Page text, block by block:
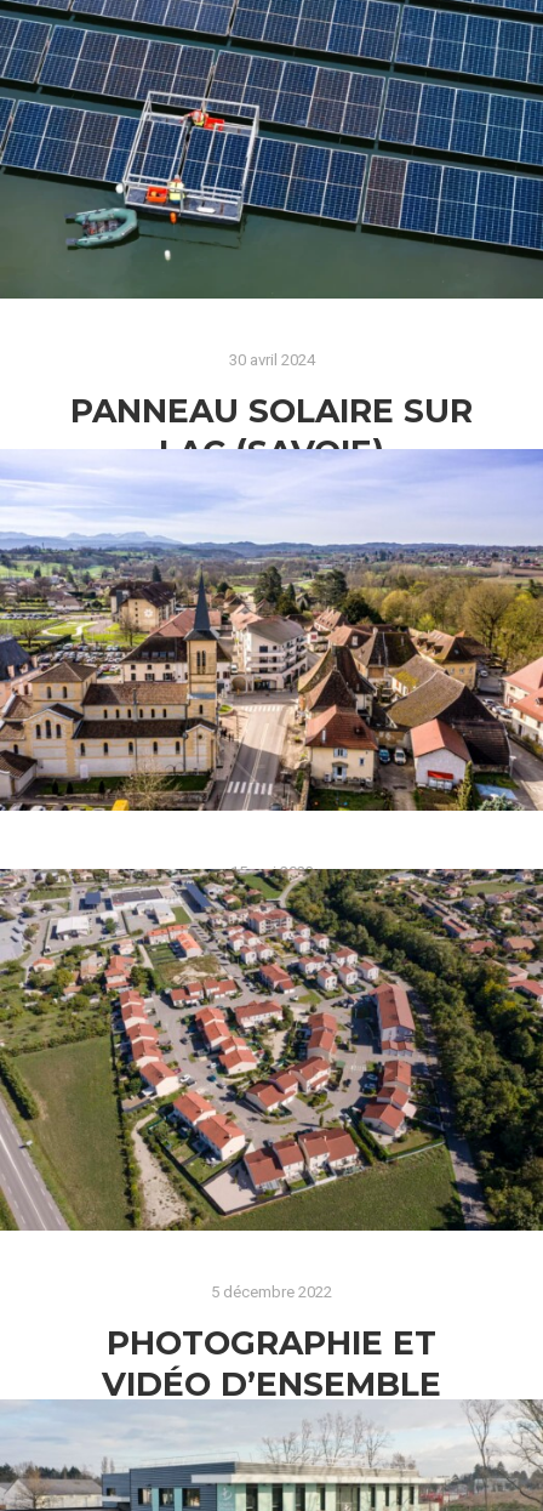
Révolution dans la Mise en Valeur des Biens
Dans le secteur immobilier, la technologie des
drones a révolutionné…
Lire la suite
30 avril 2024
PANNEAU SOLAIRE SUR
LAC (SAVOIE)
La Photo par Drone : Une Nouvelle Perspective
pour l’installation de Panneaux solaires sur un
Lac L’énergie solaire est devenue une
composante essentielle de la transition
énergétique…
Lire la suite
15 mai 2023
AU COEUR DU VILLAGE
DE AOSTE
Photo aérienne au coeur d’un village
Lire la suite
5 décembre 2022
PHOTOGRAPHIE ET
VIDÉO D’ENSEMBLE
IMMOBILIER À CHABEUIL
Voici le rendu d’un reportage photo et vidéo d’un